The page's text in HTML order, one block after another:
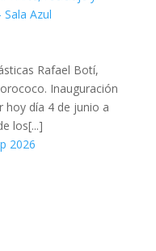
Rafael Botí,
Inauguración
hoy día 4 de junio a
los[...]
2026